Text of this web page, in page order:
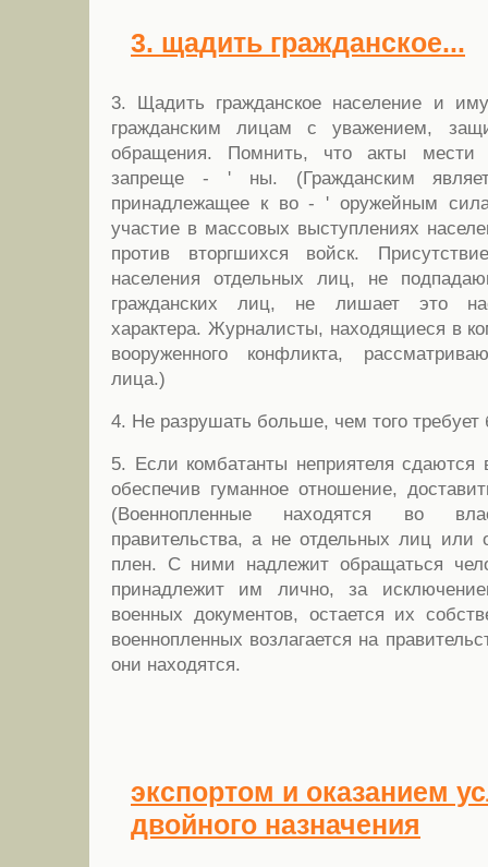
3. щадить гражданское...
3. Щадить гражданское население и
гражданским лицам с уважением,
обращения. Помнить, что акты мести
запреще - ' ны. (Гражданским
принадлежащее к во - ' оружейным
участие в массовых выступлениях
против вторгшихся войск.
населения отдельных лиц, не
гражданских лиц, не лишает это
характера. Журналисты, находящиеся в
вооруженного конфликта,
лица.)
4. Не разрушать больше, чем того требует
5. Если комбатанты неприятеля сдаются
обеспечив гуманное отношение,
(Военнопленные находятся во
правительства, а не отдельных лиц или
плен. С ними надлежит обращаться
принадлежит им лично, за
военных документов, остается их
военнопленных возлагается на
они находятся.
экспортом и оказанием
двойного назначения